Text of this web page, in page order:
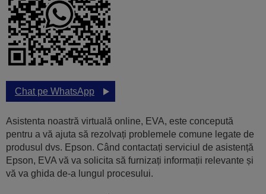
Chat pe WhatsApp
Asistenta noastră virtuală online, EVA, este concepută
pentru a vă ajuta să rezolvați problemele comune legate de
produsul dvs. Epson. Când contactați serviciul de asistență
Epson, EVA vă va solicita să furnizați informații relevante și
vă va ghida de-a lungul procesului.